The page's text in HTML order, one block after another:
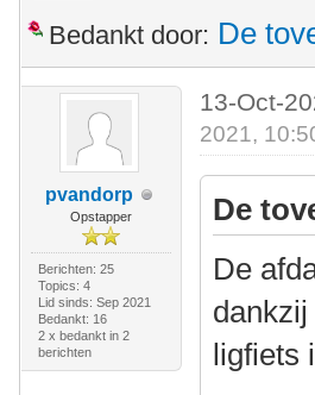
Bedankt door: De
pvandorp
Opstapper
Berichten: 25
Topics: 4
Lid sinds: Sep 2021
Bedankt: 16
2 x bedankt in 2
berichten
13-Oct-
2021,
De
De
ligfiets